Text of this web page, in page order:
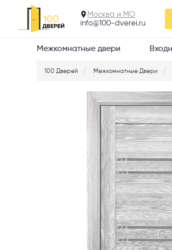
Москва и МО
info@100-dverei.ru
Межкомнатные двери
зеркало
100 Дверей Межкомнатные Двери